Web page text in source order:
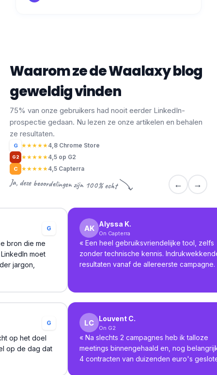
Waarom ze de Waalaxy blog
geweldig vinden
75% van onze gebruikers had nooit eerder LinkedIn-
prospectie gedaan. Nu lezen ze onze artikelen en behalen
ze resultaten.
G ★★★★★4,8 Chrome Store
G2 ★★★★★4,5 op G2
C ★★★★★4,5 Capterra
Ja, deze beoordelingen zijn 100% echt ← →
G
bron die me
moet
jargon,
Alyssa K.
On Capterra
« Een heel gebruiksvriendelijke tool, zelfs
zonder technische kennis.
resultaten vanaf de allereerste campagne.
G
op het doel
op de dag dat
Louvent C.
On G2
« Na slechts 2 campagnes heb ik talloze
meetings binnengehaald en, nog
4 contracten van duizenden euro's